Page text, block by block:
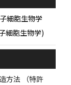
細胞生物学
細胞生物学)
方法 （特許